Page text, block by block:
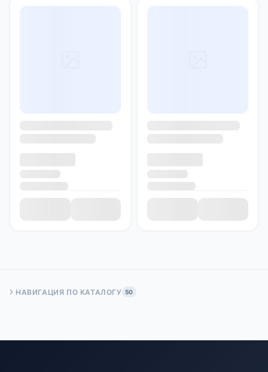
НАВИГАЦИЯ ПО КАТАЛОГУ 50